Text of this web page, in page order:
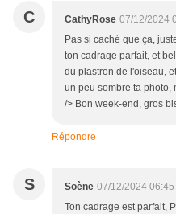
C CathyRose 07/12/2024
Pas si caché que ça,
ton cadrage parfait, et
du plastron de l'oiseau,
un peu sombre ta photo,
/> Bon week-end, gros
Répondre
S Soène 07/12/2024 06:45
Ton cadrage est parfait,